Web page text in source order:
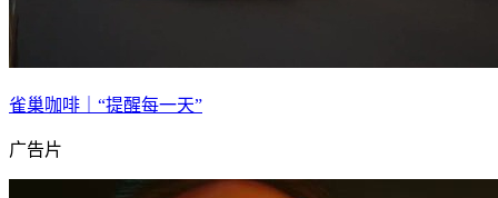
雀巢咖啡｜“提醒每一天”
广告片